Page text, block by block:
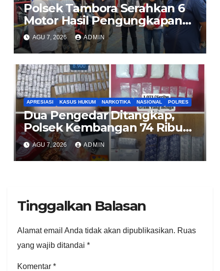
Polsek Tambora Serahkan 6
Motor Hasil Pengungkapan
Kasus Curanmor Kepada
Pemilik Yang sah
AGU 7, 2026 ADMIN
APRESIASI KASUS HUKUM NARKOTIKA NASIONAL POLRES
Dua Pengedar Ditangkap,
Polsek Kembangan 74 Ribu
Obat Keras, Sabu Hingga
Puluhan Vape Etomidate
Diamankan
AGU 7, 2026 ADMIN
Tinggalkan Balasan
Alamat email Anda tidak akan dipublikasikan. Ruas
yang wajib ditandai *
Komentar *